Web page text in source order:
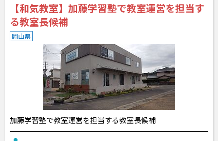
【和気教室】加藤学習塾で教室運営を担当す
る教室長候補
岡山県
加藤学習塾で教室運営を担当する教室長候補